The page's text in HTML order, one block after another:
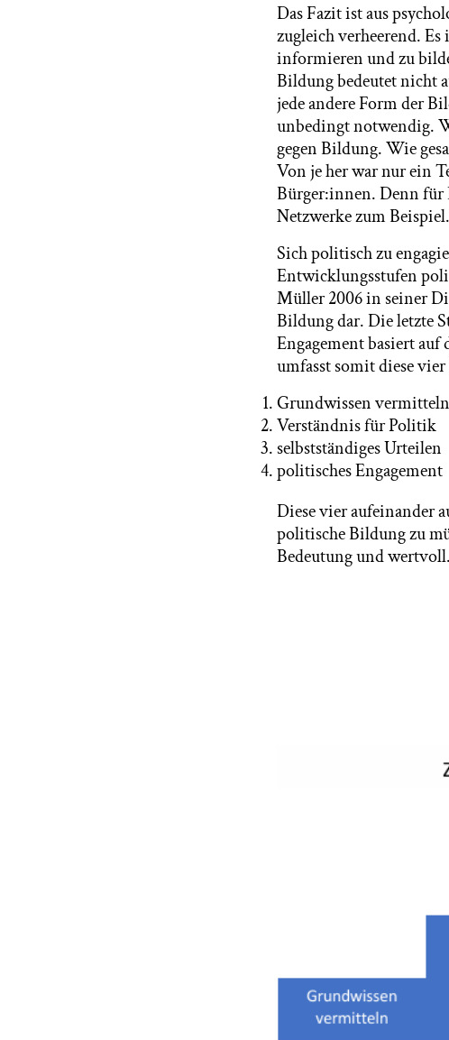
Das Fazit ist aus
zugleich verheerend.
informieren und zu
Bildung bedeutet nicht
jede andere Form der
unbedingt notwendig.
gegen Bildung. Wie
Von je her war nur ein
Bürger:innen. Denn für
Netzwerke zum
Sich politisch zu
Entwicklungsstufen
Müller 2006 in seiner
Bildung dar. Die letzte
Engagement basiert
umfasst somit diese vier
Grundwissen vermitteln
Verständnis für Politik
selbstständiges Urteilen
politisches Engagement
Diese vier aufeinander
politische Bildung zu
Bedeutung und wertvoll.